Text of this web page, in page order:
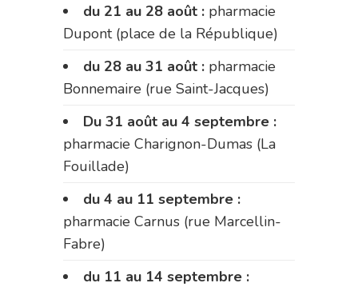
du 21 au 28 août : pharmacie
Dupont (place de la République)
du 28 au 31 août : pharmacie
Bonnemaire (rue Saint-Jacques)
Du 31 août au 4 septembre :
pharmacie Charignon-Dumas (La
Fouillade)
du 4 au 11 septembre :
pharmacie Carnus (rue Marcellin-
Fabre)
du 11 au 14 septembre :